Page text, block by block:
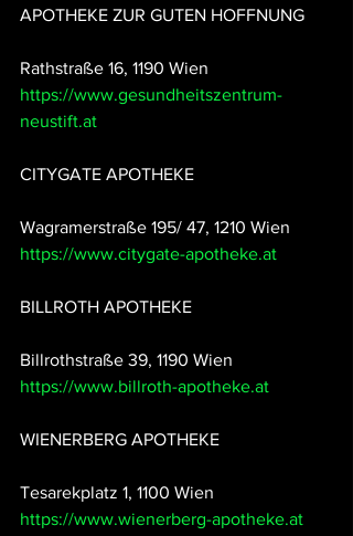
APOTHEKE ZUR GUTEN HOFFNUNG
Rathstraße 16, 1190 Wien
https://www.gesundheitszentrum-
neustift.at
CITYGATE APOTHEKE
Wagramerstraße 195/ 47, 1210 Wien
https://www.citygate-apotheke.at
BILLROTH APOTHEKE
Billrothstraße 39, 1190 Wien
https://www.billroth-apotheke.at
WIENERBERG APOTHEKE
Tesarekplatz 1, 1100 Wien
https://www.wienerberg-apotheke.at